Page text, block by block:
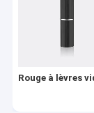
Bouteilles
Pompe
Pompe de
Rouge à lèvres